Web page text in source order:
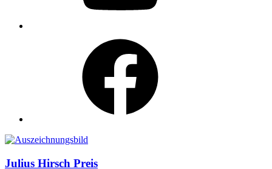
Auszeichnungen
Julius Hirsch Preis